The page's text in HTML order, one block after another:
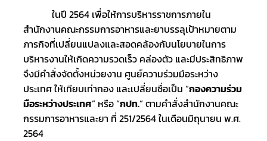
			ในปี 2564 เพื่อให้การบริหารราชการภายใน
สำนักงานคณะกรรมการอาหารและยาบรรลุเป้าหมายตาม
ภารกิจที่เปลี่ยนแปลงและสอดคล้องกับนโยบายในการ
บริหารงานให้เกิดความรวดเร็ว คล่องตัว และมีประสิทธิภาพ
จึงมีคำสั่งจัดตั้งหน่วยงาน ศูนย์ความร่วมมือระหว่าง
ประเทศ ให้เทียบเท่ากอง และเปลี่ยนชื่อเป็น “กองความร่วม
มือระหว่างประเทศ” หรือ “กปท.” ตามคำสั่งสำนักงานคณะ
กรรมการอาหารและยา ที่ 251/2564 ในเดือนมิถุนายน พ.ศ.
2564